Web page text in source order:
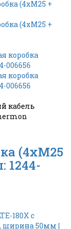
кабель
(4xM25
1244-